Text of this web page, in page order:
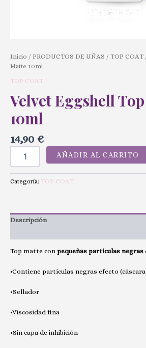
Inicio / PRODUCTOS DE UÑAS / TOP COAT
Matte 10ml
TOP COAT
Velvet Eggshell
10ml
14,90 €
AÑADIR AL CARRITO
Categoría: TOP COAT
Descripción
Top matte con pequeñas partículas negras
•Contiene partículas negras efecto
•Sellador
•Viscosidad fina
•Sin capa de inhibición